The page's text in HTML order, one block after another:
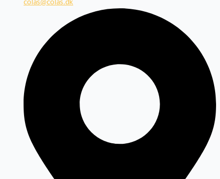
colas@colas.dk